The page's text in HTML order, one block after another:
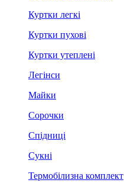
Куртки легкі
Куртки пухові
Куртки утеплені
Легінси
Майки
Сорочки
Спідниці
Сукні
Термобілизна комплект